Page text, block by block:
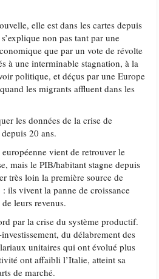
elle est dans les cartes depuis
non pas tant par une
que par un vote de révolte
à une interminable stagnation, à la
politique, et déçus par une Europe
les migrants affluent dans les
les données de la crise de
20 ans.
vient de retrouver le
mais le PIB/habitant stagne depuis
très loin la première source de
ils vivent la panne de croissance
leurs revenus.
par la crise du système productif.
du délabrement des
unitaires qui ont évolué plus
ont affaibli l’Italie, atteint sa
de marché.